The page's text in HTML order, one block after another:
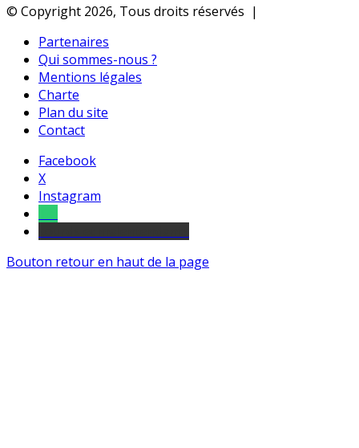
© Copyright 2026, Tous droits réservés |
Partenaires
Qui sommes-nous ?
Mentions légales
Charte
Plan du site
Contact
Facebook
X
Instagram
Bouton retour en haut de la page